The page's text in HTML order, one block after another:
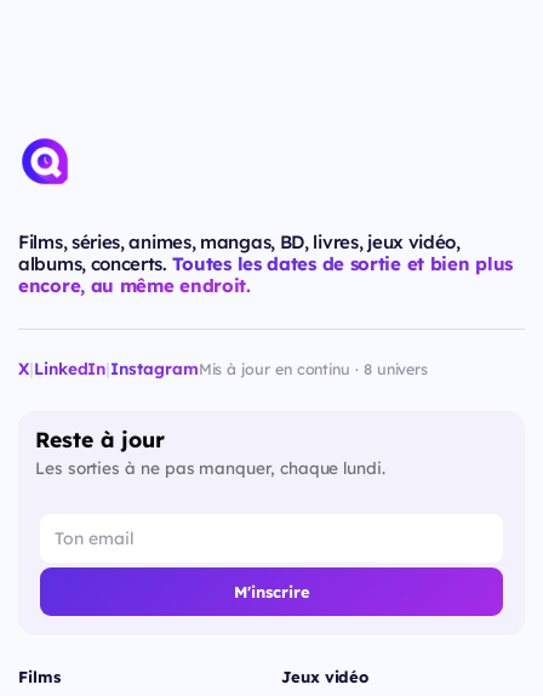
Films, séries, animes, mangas, BD, livres, jeux vidéo,
albums, concerts. Toutes les dates de sortie et bien plus
encore, au même endroit.
X|LinkedIn|InstagramMis à jour en continu · 8 univers
Reste à jour
Les sorties à ne pas manquer, chaque lundi.
M'inscrire
Films Jeux vidéo